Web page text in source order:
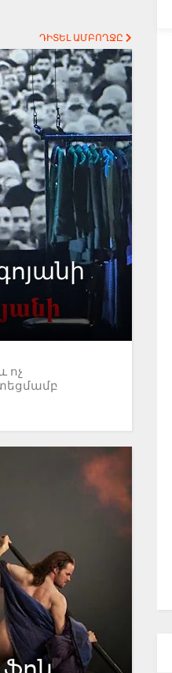
ԴԻՏԵԼ ԱՄԲՈՂՋԸ
ոչ